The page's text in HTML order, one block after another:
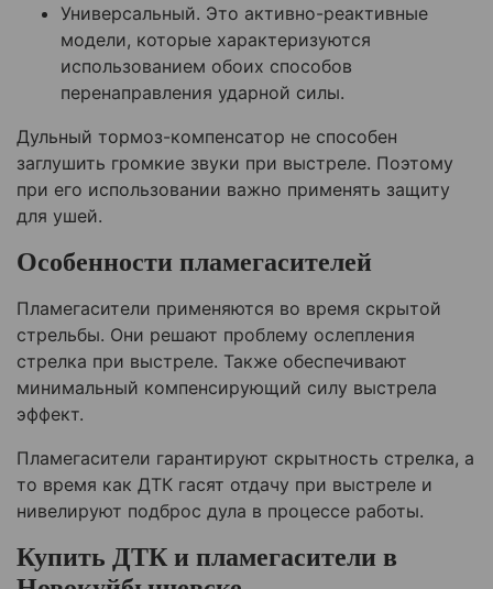
Универсальный. Это активно-реактивные
модели, которые характеризуются
использованием обоих способов
перенаправления ударной силы.
Дульный тормоз-компенсатор не способен
заглушить громкие звуки при выстреле. Поэтому
при его использовании важно применять защиту
для ушей.
Особенности пламегасителей
Пламегасители применяются во время скрытой
стрельбы. Они решают проблему ослепления
стрелка при выстреле. Также обеспечивают
минимальный компенсирующий силу выстрела
эффект.
Пламегасители гарантируют скрытность стрелка, а
то время как ДТК гасят отдачу при выстреле и
нивелируют подброс дула в процессе работы.
Купить ДТК и пламегасители в